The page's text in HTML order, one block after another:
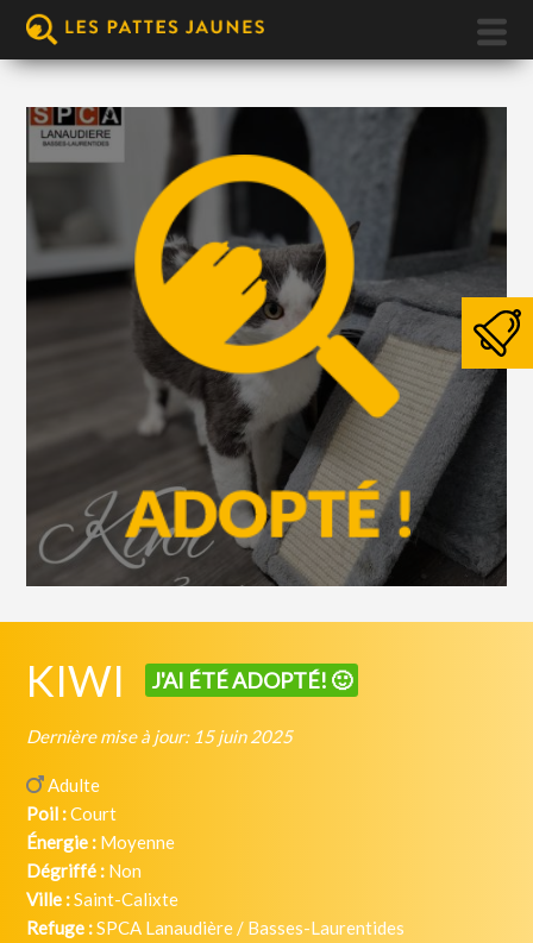
KIWI J'AI ÉTÉ ADOPTÉ! 🙂
Dernière mise à jour: 15 juin 2025
Adulte
Poil :Court
Énergie : Moyenne
Dégriffé : Non
Ville :Saint-Calixte
Refuge :SPCA Lanaudière / Basses-Laurentides